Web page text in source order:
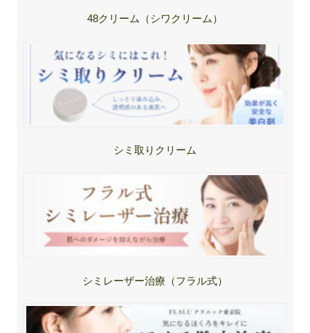
48クリーム（シワクリーム）
シミ取りクリーム
シミレーザー治療（フラル式）